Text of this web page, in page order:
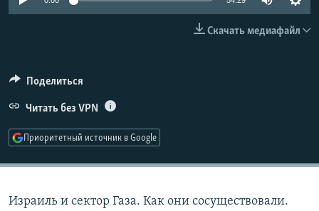
РАСПИСАНИЕ ВЕЩАНИЯ
СОЦИАЛЬНЫЕ СЕТИ
Скачать медиафайл
Поделиться
Читать без VPN
Приоритетный источник в Google
Израиль и сектор Газа. Как они сосуществовали.